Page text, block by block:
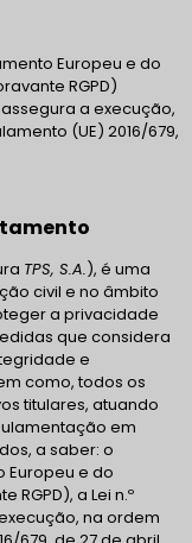
Europeu e do
RGPD)
assegura a execução,
(UE) 2016/679,
TPS, S.A.), é uma
civil e no âmbito
a privacidade
que considera
e
como, todos os
titulares, atuando
em
a saber: o
Europeu e do
RGPD), a Lei n.º
na ordem